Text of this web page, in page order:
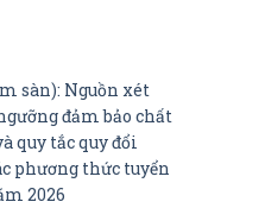
sàn): Nguồn xét
đảm bảo chất
quy tắc quy đổi
phương thức tuyển
2026